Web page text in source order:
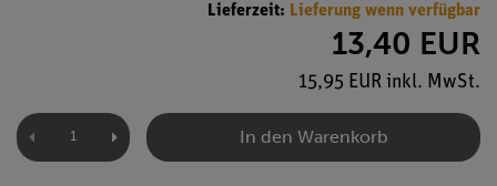
Lieferzeit: Lieferung wenn verfügbar
13,40 EUR
15,95 EUR inkl. MwSt.
In den Warenkorb